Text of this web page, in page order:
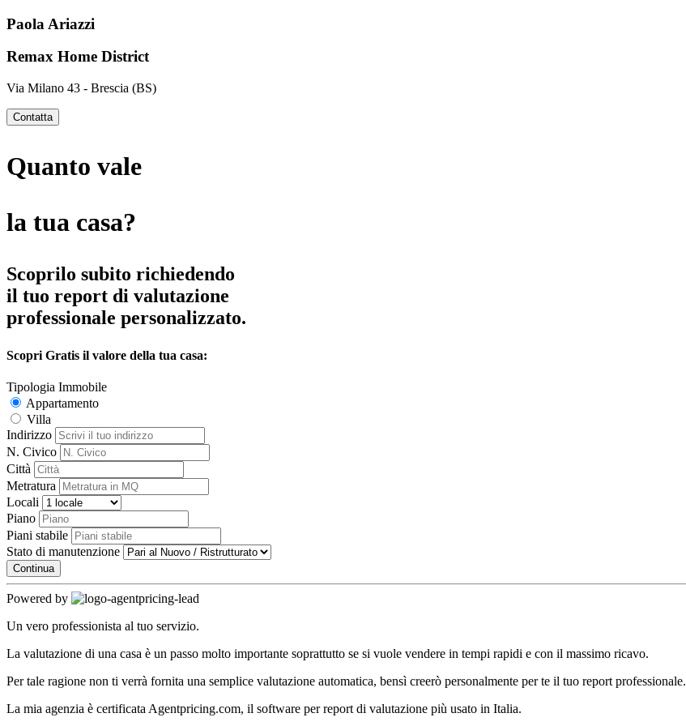
Paola Ariazzi
Remax Home District
Via Milano 43 - Brescia (BS)
Contatta
Quanto vale
la tua casa?
Scoprilo subito richiedendo
il tuo report di valutazione
professionale personalizzato.
Scopri Gratis il valore della tua casa:
Tipologia Immobile
Appartamento
Villa
Indirizzo
N. Civico
Città
Metratura
Locali
Piano
Piani stabile
Stato di manutenzione
Continua
Powered by
Un vero professionista al tuo servizio.
La valutazione di una casa è un passo molto importante soprattutto se si vuole vendere in tempi rapidi e con il massimo ricavo.
Per tale ragione non ti verrà fornita una semplice valutazione automatica, bensì creerò personalmente per te il tuo report professionale.
La mia agenzia è certificata Agentpricing.com, il software per report di valutazione più usato in Italia.